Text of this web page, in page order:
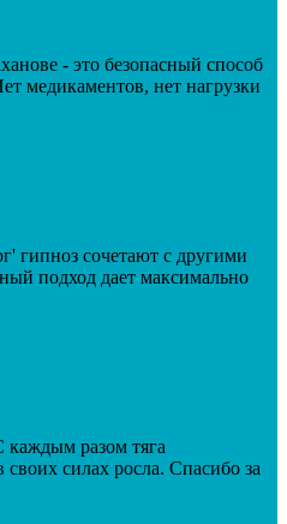
- это безопасный способ
медикаментов, нет нагрузки
гипноз сочетают с другими
подход дает максимально
каждым разом тяга
силах росла. Спасибо за